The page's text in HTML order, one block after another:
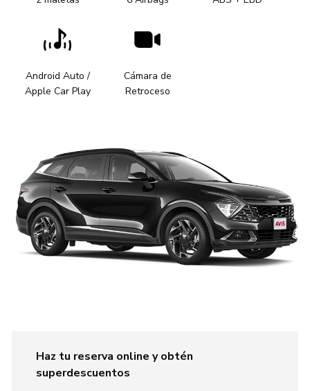
Android Auto /
Apple Car Play
Cámara de
Retroceso
Haz tu reserva online y obtén
superdescuentos